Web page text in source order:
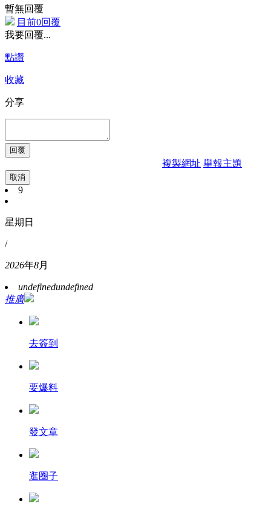
暫無回覆
目前0回覆
我要回覆...
點讚
收藏
分享
複製網址 舉報主題
取消
9
星期日
/
2026年8月
undefinedundefined
推廣
去簽到
要爆料
發文章
逛圈子